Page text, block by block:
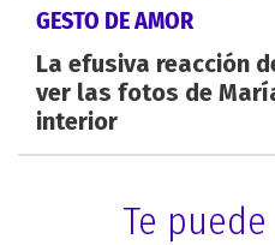
GESTO DE AMOR
La efusiva reacción
ver las fotos de
interior
Te